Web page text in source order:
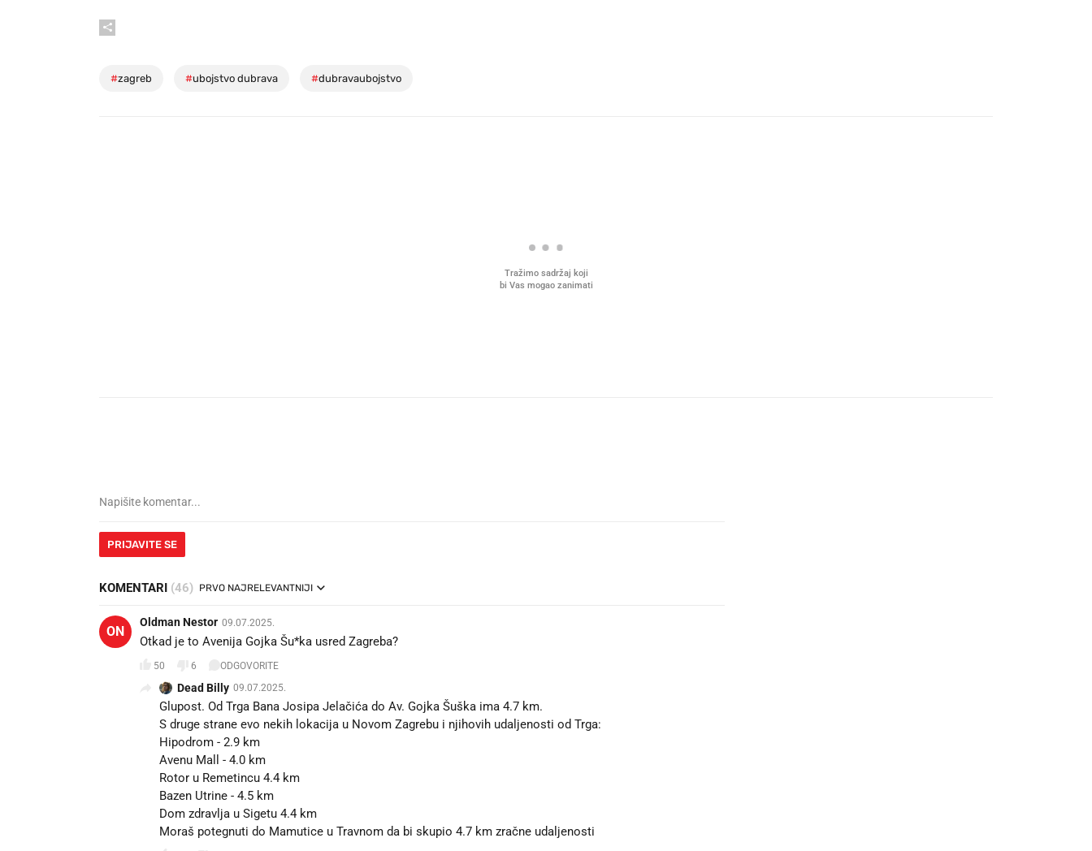
#zagreb #ubojstvo dubrava #dubravaubojstvo
Tražimo sadržaj koji
bi Vas mogao zanimati
PRIJAVITE SE
KOMENTARI (46) PRVO NAJRELEVANTNIJI
ON
Oldman Nestor 09.07.2025.
Otkad je to Avenija Gojka Šu*ka usred Zagreba?
50 6 ODGOVORITE
Dead Billy 09.07.2025.
Glupost. Od Trga Bana Josipa Jelačića do Av. Gojka Šuška ima 4.7 km.
S druge strane evo nekih lokacija u Novom Zagrebu i njihovih udaljenosti od Trga:
Hipodrom - 2.9 km
Avenu Mall - 4.0 km
Rotor u Remetincu 4.4 km
Bazen Utrine - 4.5 km
Dom zdravlja u Sigetu 4.4 km
Moraš potegnuti do Mamutice u Travnom da bi skupio 4.7 km zračne udaljenosti